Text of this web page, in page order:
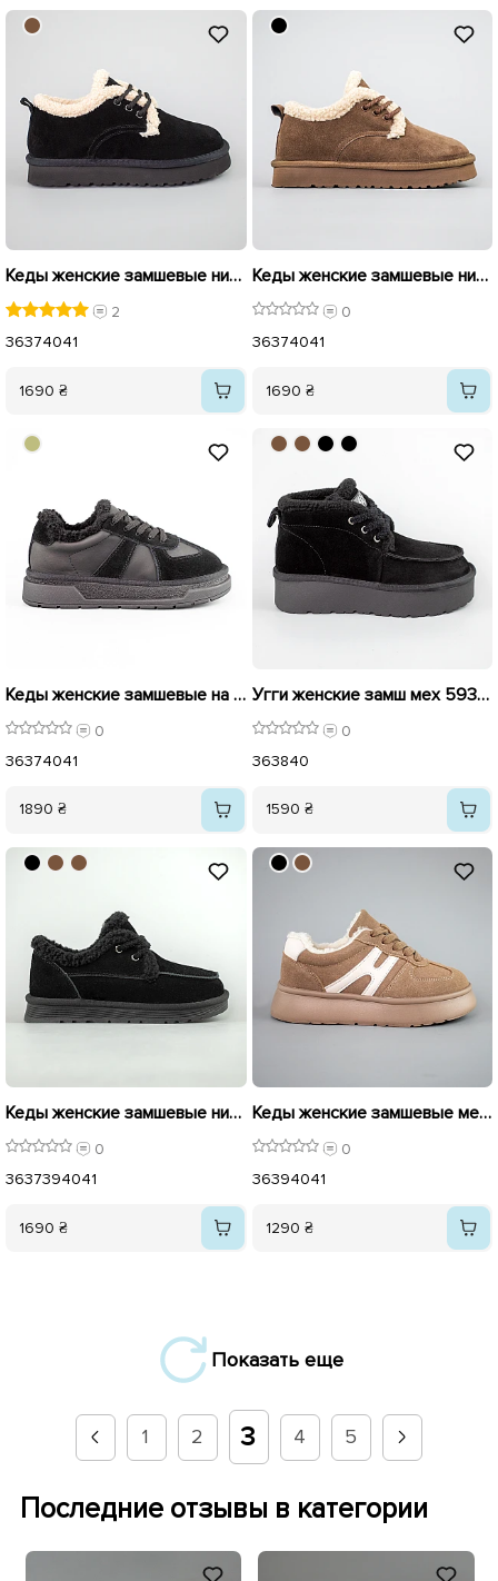
Кеды женские замшевые низкие на меху 593597 Черные
2
36374041
1690 ₴
Кеды женские замшевые низкие на меху 593596 Коричневые
0
36374041
1690 ₴
Кеды женские замшевые на меху 593468 Черные
0
36374041
1890 ₴
Угги женские замш мех 593531 Черные
0
363840
1590 ₴
Кеды женские замшевые низкие на меху 593530 Черные
0
3637394041
1690 ₴
Кеды женские замшевые мех 593445 Бежевые
0
36394041
1290 ₴
Показать еще
1 2 3 4 5
Последние отзывы в категории